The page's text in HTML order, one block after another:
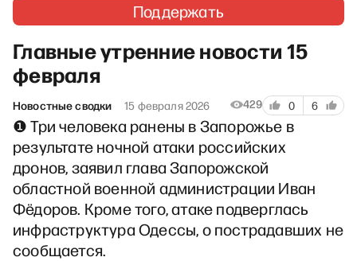
Поддержать
Главные утренние новости 15
февраля
Новостные сводки 15 февраля 2026 429 0 6
❶ Три человека ранены в Запорожье в
результате ночной атаки российских
дронов, заявил глава Запорожской
областной военной администрации Иван
Фёдоров. Кроме того, атаке подверглась
инфраструктура Одессы, о пострадавших не
сообщается.